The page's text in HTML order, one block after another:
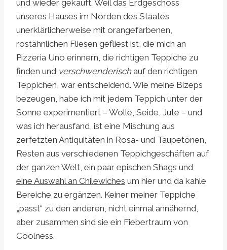
und wieder gekauft. Weil das Erdgeschoss
unseres Hauses im Norden des Staates
unerklärlicherweise mit orangefarbenen,
rostähnlichen Fliesen gefliest ist, die mich an
Pizzeria Uno erinnern, die richtigen Teppiche zu
finden und verschwenderischauf den richtigen
Teppichen, war entscheidend. Wie meine Bizeps
bezeugen, habe ich mit jedem Teppich unter der
Sonne experimentiert – Wolle, Seide, Jute – und
was ich herausfand, ist eine Mischung aus
zerfetzten Antiquitäten in Rosa- und Taupetönen,
Resten aus verschiedenen Teppichgeschäften auf
der ganzen Welt, ein paar epischen Shags und
eine Auswahl an Chilewiches um hier und da kahle
Bereiche zu ergänzen. Keiner meiner Teppiche
„passt“ zu den anderen, nicht einmal annähernd,
aber zusammen sind sie ein Fiebertraum von
Coolness.